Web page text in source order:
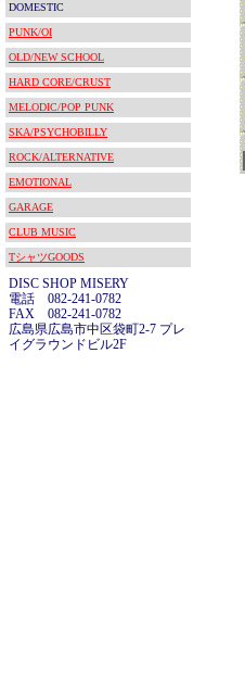
DOMESTIC
PUNK/OI
OLD/NEW SCHOOL
HARD CORE/CRUST
MELODIC/POP PUNK
SKA/PSYCHOBILLY
ROCK/ALTERNATIVE
EMOTIONAL
GARAGE
CLUB MUSIC
TシャツGOODS
DISC SHOP MISERY
電話 082-241-0782
FAX 082-241-0782
広島県広島市中区袋町2-7 プレ
イグラウンドビル2F